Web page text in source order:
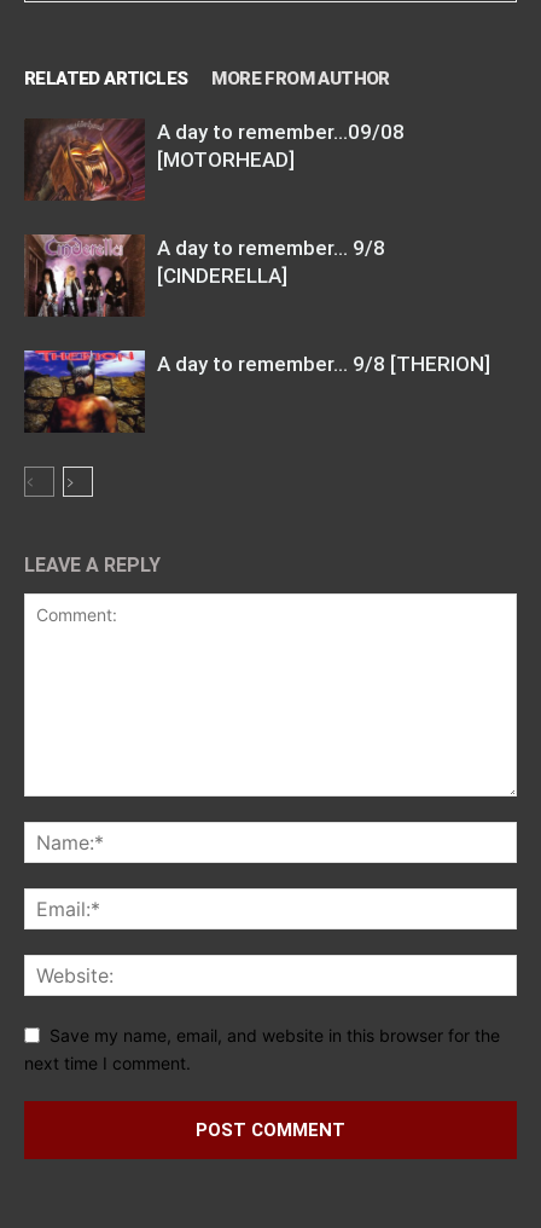
RELATED ARTICLES MORE FROM AUTHOR
A day to remember…09/08
[MOTORHEAD]
A day to remember… 9/8
[CINDERELLA]
A day to remember… 9/8 [THERION]
LEAVE A REPLY
Save my name, email, and website in this browser for the
next time I comment.